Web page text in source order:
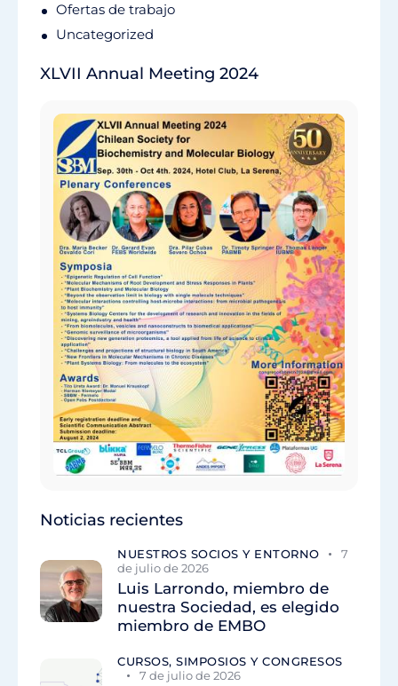
Ofertas de trabajo
Uncategorized
XLVII Annual Meeting 2024
Noticias recientes
NUESTROS SOCIOS Y ENTORNO
7
de julio de 2026
Luis Larrondo, miembro de
nuestra Sociedad, es elegido
miembro de EMBO
CURSOS, SIMPOSIOS Y CONGRESOS
7 de julio de 2026